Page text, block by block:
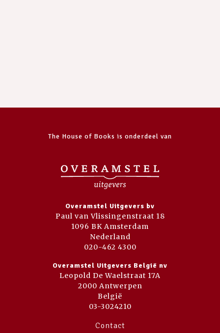
The House of Books is onderdeel van
Overamstel Uitgevers bv
Paul van Vlissingenstraat 18
1096 BK Amsterdam
Nederland
020-462 4300
Overamstel Uitgevers België nv
Leopold De Waelstraat 17A
2000 Antwerpen
België
03-3024210
Contact